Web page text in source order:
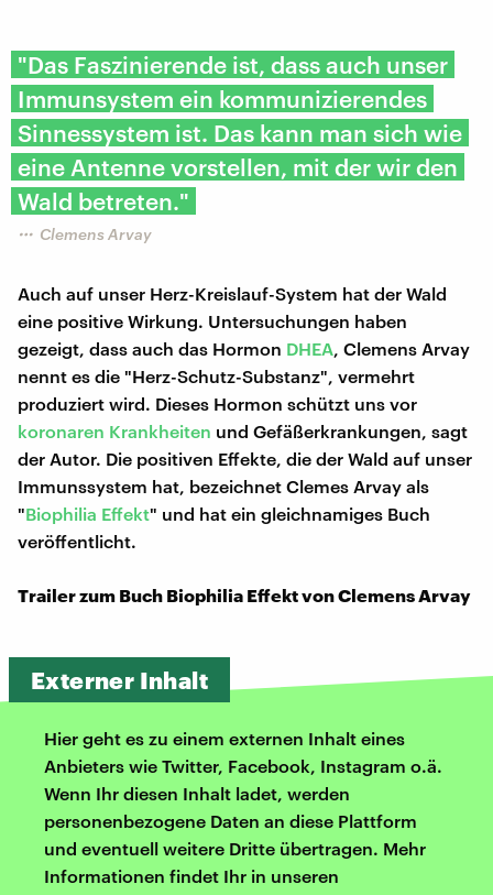
"Das Faszinierende ist, dass auch unser
Immunsystem ein kommunizierendes
Sinnessystem ist. Das kann man sich wie
eine Antenne vorstellen, mit der wir den
Wald betreten."
Clemens Arvay
Auch auf unser Herz-Kreislauf-System hat der Wald
eine positive Wirkung. Untersuchungen haben
gezeigt, dass auch das Hormon DHEA , Clemens Arvay
nennt es die "Herz-Schutz-Substanz", vermehrt
produziert wird. Dieses Hormon schützt uns vor
koronaren Krankheiten und Gefäßerkrankungen, sagt
der Autor. Die positiven Effekte, die der Wald auf unser
Immunssystem hat, bezeichnet Clemes Arvay als
"Biophilia Effekt" und hat ein gleichnamiges Buch
veröffentlicht.
Trailer zum Buch Biophilia Effekt von Clemens Arvay
Externer Inhalt
Hier geht es zu einem externen Inhalt eines
Anbieters wie Twitter, Facebook, Instagram o.ä.
Wenn Ihr diesen Inhalt ladet, werden
personenbezogene Daten an diese Plattform
und eventuell weitere Dritte übertragen. Mehr
Informationen findet Ihr in unseren